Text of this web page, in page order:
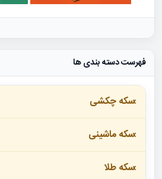
فهرست دسته بندی ها
سکه چکشی
سکه ماشینی
سکه طلا